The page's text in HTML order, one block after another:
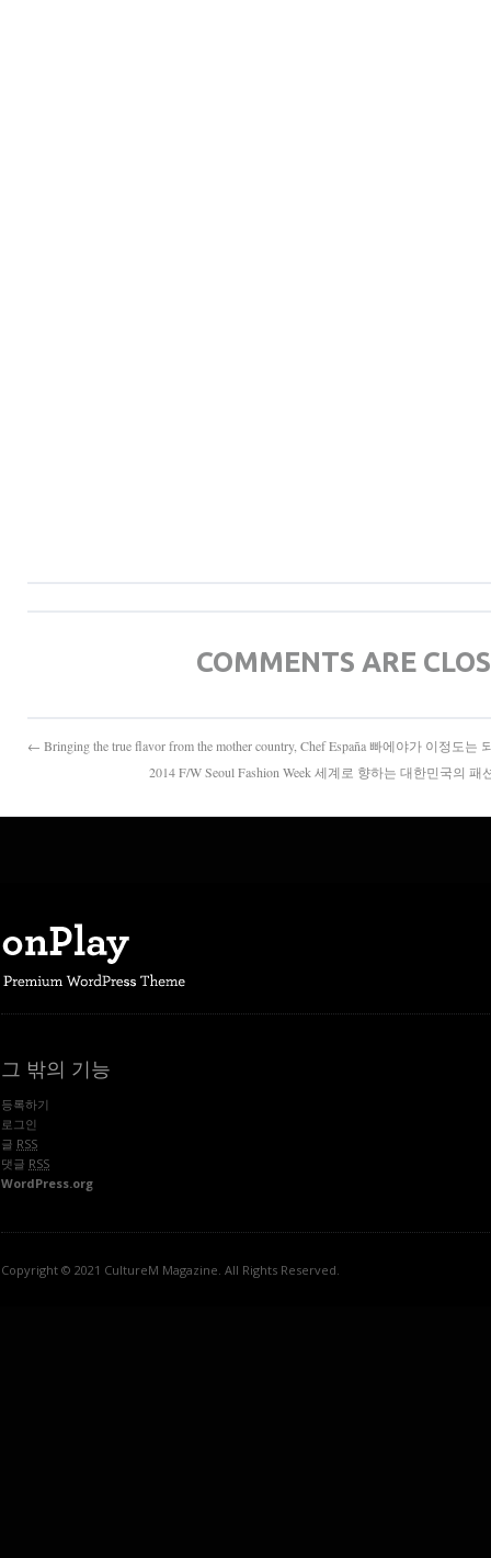
COMMENTS ARE
← Bringing the true flavor from the mother country, Chef España 빠에야가 이정도는
2014 F/W Seoul Fashion Week 세계로 향하는 대한민국의
그 밖의 기능
등록하기
로그인
글 RSS
댓글 RSS
WordPress.org
Copyright © 2021 CultureM Magazine. All Rights Reserved.